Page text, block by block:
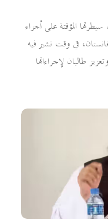
المؤقتة على أجزاء
في وقت تشير فيه
طالبان لإجراءاتها